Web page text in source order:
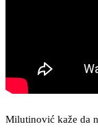
Milutinović kaže da